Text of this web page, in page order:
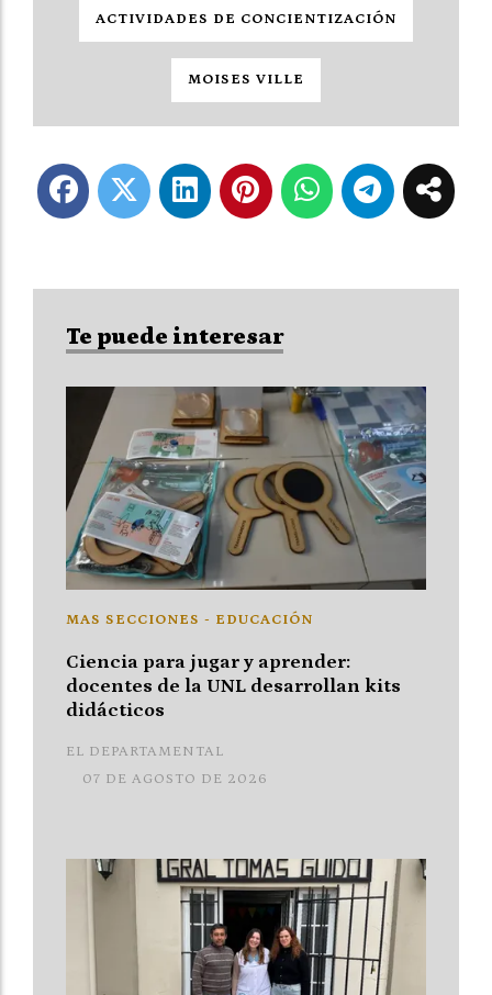
ACTIVIDADES DE CONCIENTIZACIÓN
MOISES VILLE
Te puede interesar
Ciencia para jugar y aprender:
docentes de la UNL desarrollan kits
didácticos
EL DEPARTAMENTAL
MAS SECCIONES - EDUCACIÓN
07 DE AGOSTO DE 2026